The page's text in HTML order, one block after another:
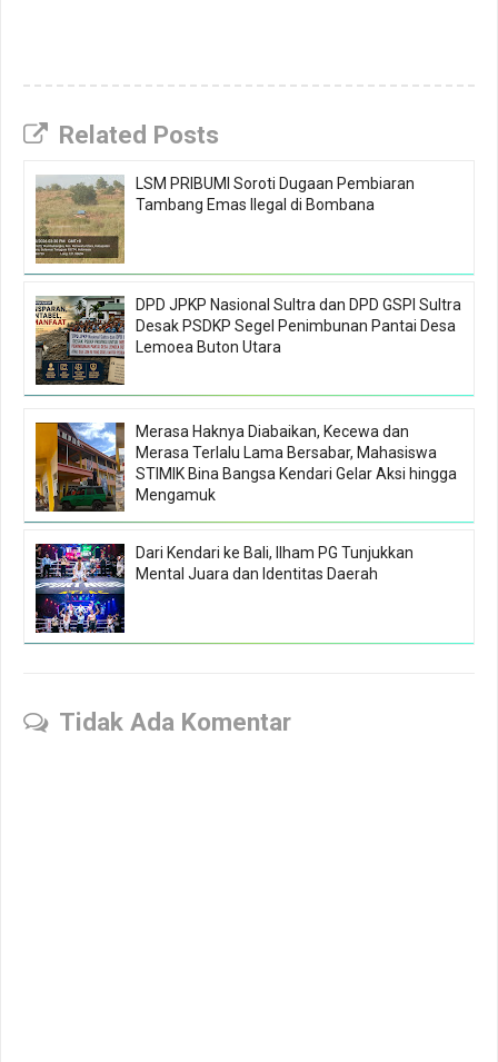
Related Posts
LSM PRIBUMI Soroti Dugaan Pembiaran
Tambang Emas Ilegal di Bombana
DPD JPKP Nasional Sultra dan DPD GSPI Sultra
Desak PSDKP Segel Penimbunan Pantai Desa
Lemoea Buton Utara
Merasa Haknya Diabaikan, Kecewa dan
Merasa Terlalu Lama Bersabar, Mahasiswa
STIMIK Bina Bangsa Kendari Gelar Aksi hingga
Mengamuk
Dari Kendari ke Bali, Ilham PG Tunjukkan
Mental Juara dan Identitas Daerah
Tidak Ada Komentar